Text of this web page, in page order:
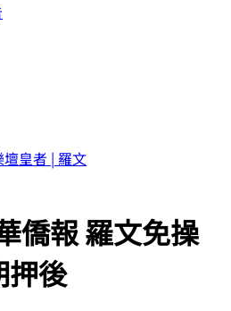
僑報 羅文免操
押後